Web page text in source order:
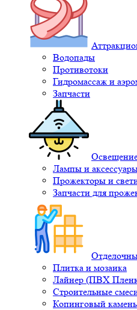
Водопады
Противотоки
Гидромассаж и
Запчасти
Лампы и
Прожекторы и
Запчасти для
Плитка и мозаика
Лайнер (ПВХ
Строительные
Копинговый камень